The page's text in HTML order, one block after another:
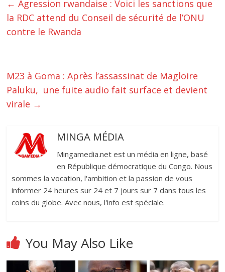
← ‎Agression rwandaise : Voici les sanctions que
la RDC attend du Conseil de sécurité de l’ONU
contre le Rwanda ‎‎
M23 à Goma : Après l’assassinat de Magloire
Paluku, une fuite audio fait surface et devient
virale‎‎ →
MINGA MÉDIA
Mingamedia.net est un média en ligne, basé
en République démocratique du Congo. Nous
sommes la vocation, l'ambition et la passion de vous
informer 24 heures sur 24 et 7 jours sur 7 dans tous les
coins du globe. Avec nous, l'info est spéciale.
You May Also Like